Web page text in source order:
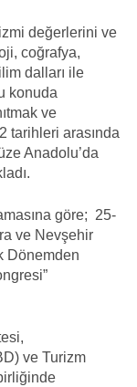
değerlerini ve
coğrafya,
dalları ile
konuda
ve
tarihleri arasında
Anadolu’da
göre; 25-
ve Nevşehir
Dönemden
ve Turizm